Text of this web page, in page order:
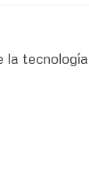
la tecnología